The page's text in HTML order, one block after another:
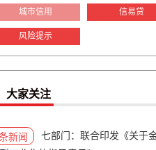
城市信用 信易贷
风险提示
大家关注
新闻
七部门：联合印发《关于